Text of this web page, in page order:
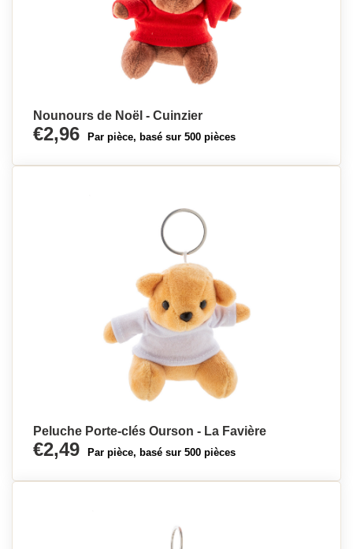
Nounours de Noël - Cuinzier
€2,96 Par pièce, basé sur 500 pièces
Peluche Porte-clés Ourson - La Favière
€2,49 Par pièce, basé sur 500 pièces